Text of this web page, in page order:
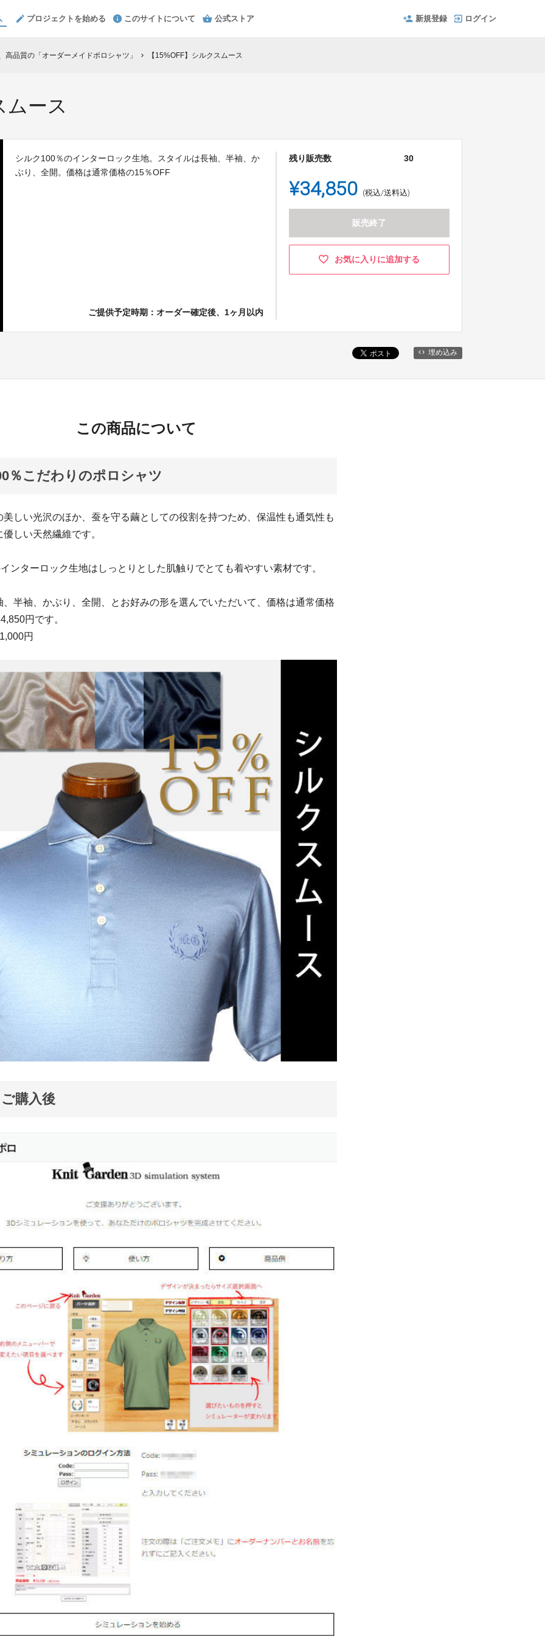
プロジェクトを始める このサイトについて 公式ストア 新規登録 ログイン
品質の「オーダーメイドポロシャツ」 chevron_right 【15%OFF】シルクスムース
ムース
シルク100％のインターロック生地。スタイルは長袖、半袖、か
ぶり、全開。価格は通常価格の15％OFF
ご提供予定時期：オーダー確定後、1ヶ月以内
残り販売数 30
¥34,850 (税込/送料込)
販売終了
お気に入りに追加する
埋め込み
この商品について
％こだわりのポロシャツ
美しい光沢のほか、蚕を守る繭としての役割を持つため、保温性も通気性も
しい天然繊維です。
ンターロック生地はしっとりとした肌触りでとても着やすい素材です。
、半袖、かぶり、全開、とお好みの形を選んでいただいて、価格は通常価格
円です。
円
購入後